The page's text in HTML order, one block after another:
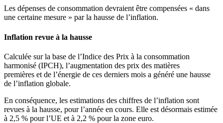
Les dépenses de consommation devraient être compensées « dans
une certaine mesure » par la hausse de l’inflation.
Inflation revue à la hausse
Calculée sur la base de l’Indice des Prix à la consommation
harmonisé (IPCH), l’augmentation des prix des matières
premières et de l’énergie de ces derniers mois a généré une hausse
de l’inflation globale.
En conséquence, les estimations des chiffres de l’inflation sont
revues à la hausse, pour l’année en cours. Elle est désormais estimée
à 2,5 % pour l’UE et à 2,2 % pour la zone euro.